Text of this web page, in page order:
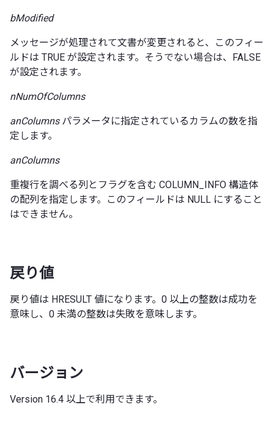
bModified
メッセージが処理されて文書が変更されると、このフィー
ルドは TRUE が設定されます。そうでない場合は、FALSE
が設定されます。
nNumOfColumns
anColumnsパラメータに指定されているカラムの数を指
定します。
anColumns
重複行を調べる列とフラグを含む COLUMN_INFO 構造体
の配列を指定します。このフィールドは NULL にすること
はできません。
戻り値
戻り値は HRESULT 値になります。0 以上の整数は成功を
意味し、0 未満の整数は失敗を意味します。
バージョン
Version 16.4 以上で利用できます。